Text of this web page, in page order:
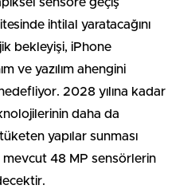
ihtilal yaratacağını
bekleyişi, iPhone
ve yazılım ahengini
2028 yılına kadar
daha da
yapılar sunması
48 MP sensörlerin